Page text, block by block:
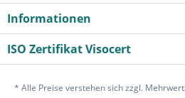
Informationen
ISO Zertifikat Visocert
* Alle Preise verstehen sich zzgl.